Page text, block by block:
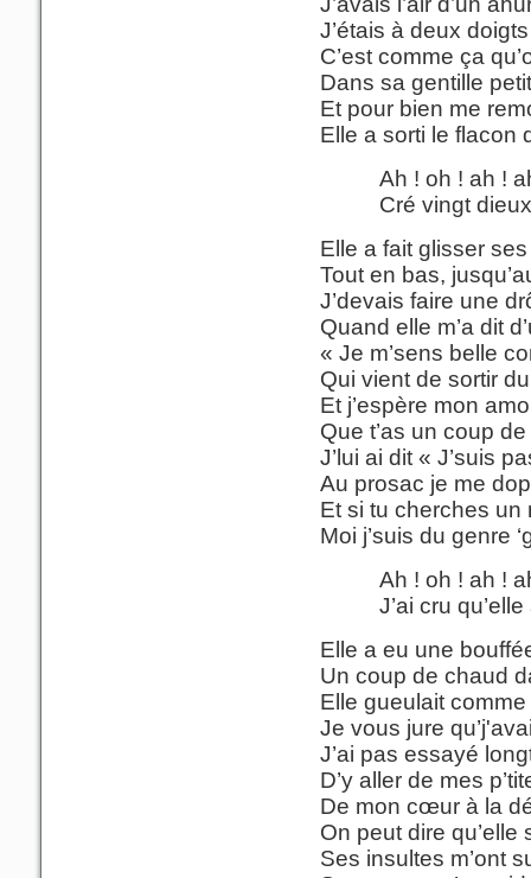
J’étais à deux
C’est comme ça
Dans sa gentille
Et pour bien me
Elle a sorti le flacon
Ah ! oh ! ah !
Cré vingt
Elle a fait glisser
Tout en bas,
J’devais faire une
Quand elle m’a dit
« Je m’sens belle
Qui vient de sortir
Et j’espère mon
Que t’as un coup
J’lui ai dit « J’suis
Au prosac je me
Et si tu cherches un
Moi j’suis du genre
Ah ! oh ! ah !
J’ai cru
Elle a eu une
Un coup de chaud
Elle gueulait
Je vous jure
J’ai pas essayé
D’y aller de mes
De mon cœur à la
On peut dire qu’elle
Ses insultes m’ont